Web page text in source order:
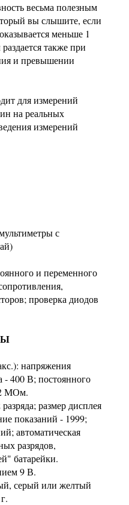
весьма полезным
вы слышите, если
меньше 1
также при
и превышении
для измерений
на реальных
измерений
с
и переменного
проверка диодов
напряжения
- 400 В; постоянного
МОм.
размер дисплея
показаний - 1999;
автоматическая
разрядов,
батарейки.
9 В.
серый или желтый